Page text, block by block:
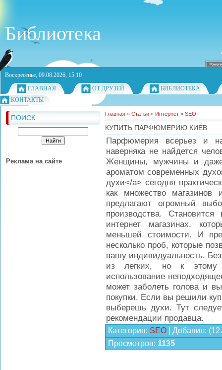
Библиотека
Воскресенье, 09.08.2026, 15:10
ГЛАВНАЯ
ОТ ДРУЗЕЙ
БИБЛИОТЕКА
КОНТАКТЫ
ПОИСК
Реклама на сайте
Главная » Статьи » Интернет » SEO
КУПИТЬ ПАРФЮМЕРИЮ КИЕВ
Парфюмерия всерьез и
наверняка не найдется
Женщины, мужчины и
ароматом современных
духи</a> сегодня
как множество
предлагают огромный
производства.
интернет магазинах,
меньшей стоимости. И
несколько проб, которые
вашу индивидуальность.
из легких, но к этому
использование
может заболеть голова и
покупки. Если вы решили
выберешь духи. Тут
рекомендации продавца.
Категория: SEO Добавил:
Просмотров: 1135